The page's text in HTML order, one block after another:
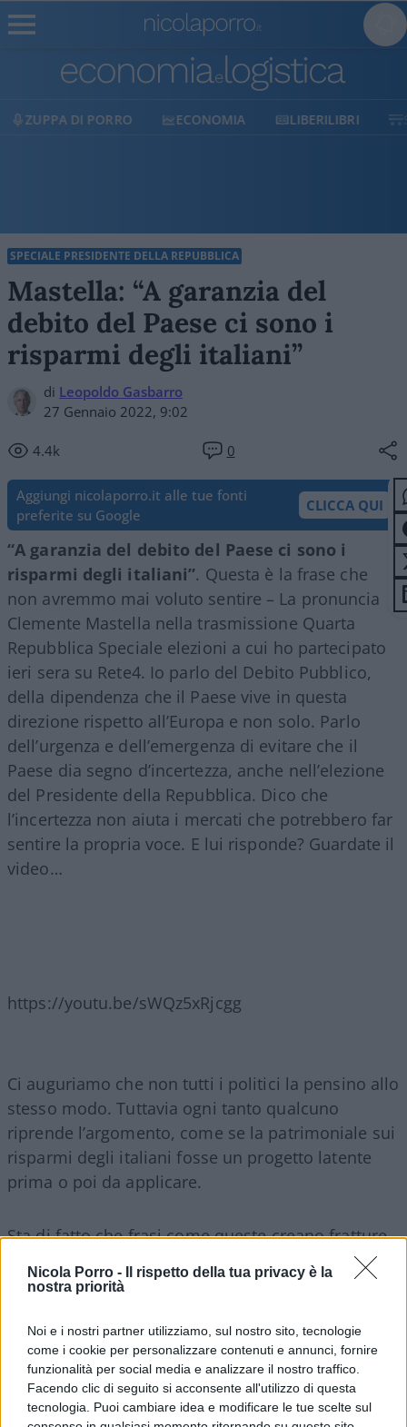
Nicola Porro -
Il rispetto della tua privacy è la
nostra priorità
Noi e i nostri partner utilizziamo, sul nostro sito, tecnologie
come i cookie per personalizzare contenuti e annunci, fornire
funzionalità per social media e analizzare il nostro traffico.
Facendo clic di seguito si acconsente all'utilizzo di questa
tecnologia. Puoi cambiare idea e modificare le tue scelte sul
ECONOMIA LIBERILIBRI SHOP SOSTIENICI
SPECIALE PRESIDENTE DELLA REPUBBLICA
Mastella: “A garanzia del
debito del Paese ci sono i
risparmi degli italiani”
di Leopoldo Gasbarro
27 Gennaio 2022, 9:02
4.4k 0
Aggiungi nicolaporro.it alle tue fonti
preferite su Google
CLICCA QUI
“A garanzia del debito del Paese ci sono i
risparmi degli italiani”. Questa è la frase che
non avremmo mai voluto sentire – La pronuncia
Clemente Mastella nella trasmissione Quarta
Repubblica Speciale elezioni a cui ho partecipato
ieri sera su Rete4. Io parlo del Debito Pubblico,
della dipendenza che il Paese vive in questa
direzione rispetto all’Europa e non solo. Parlo
dell’urgenza e dell’emergenza di evitare che il
Paese dia segno d’incertezza, anche nell’elezione
del Presidente della Repubblica. Dico che
l’incertezza non aiuta i mercati che potrebbero far
sentire la propria voce. E lui risponde? Guardate il
video…
https://youtu.be/sWQz5xRjcgg
Ci auguriamo che non tutti i politici la pensino allo
stesso modo. Tuttavia ogni tanto qualcuno
riprende l’argomento, come se la patrimoniale sui
risparmi degli italiani fosse un progetto latente
prima o poi da applicare.
Sta di fatto che frasi come queste creano fratture
ancora più importanti tra i risparmiatori e le
istituzioni che dovrebbero rappresentarli invece
n.47 della costituzione italiana cita testualmente:
“La repubblica incoraggia e tutela il risparmio in